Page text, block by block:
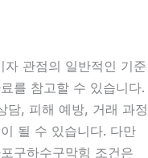
관점의 일반적인 기준
를 참고할 수 있습니다.
담, 피해 예방, 거래 과정
될 수 있습니다. 다만
구하수구막힘 조건은